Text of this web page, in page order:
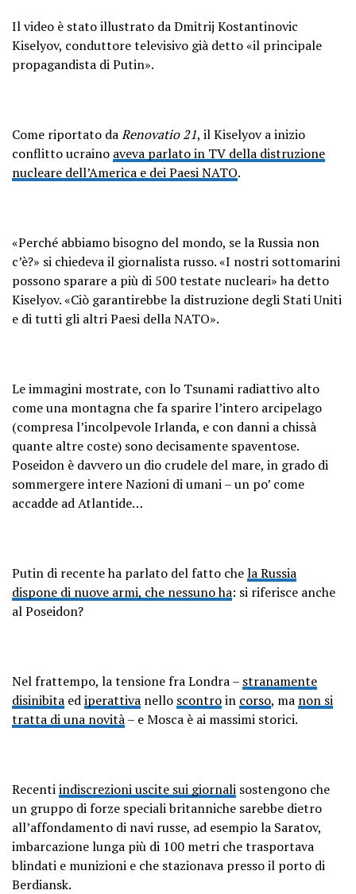
Il video è stato illustrato da Dmitrij Kostantinovic
Kiselyov, conduttore televisivo già detto «il principale
propagandista di Putin».
Come riportato daRenovatio 21, il Kiselyov a inizio
conflitto ucraino aveva parlato in TV della distruzione
nucleare dell’America e dei Paesi NATO.
«Perché abbiamo bisogno del mondo, se la Russia non
c’è?» si chiedeva il giornalista russo. «I nostri sottomarini
possono sparare a più di 500 testate nucleari» ha detto
Kiselyov. «Ciò garantirebbe la distruzione degli Stati Uniti
e di tutti gli altri Paesi della NATO».
Le immagini mostrate, con lo Tsunami radiattivo alto
come una montagna che fa sparire l’intero arcipelago
(compresa l’incolpevole Irlanda, e con danni a chissà
quante altre coste) sono decisamente spaventose.
Poseidon è davvero un dio crudele del mare, in grado di
sommergere intere Nazioni di umani – un po’ come
accadde ad Atlantide…
Putin di recente ha parlato del fatto chela Russia
dispone di nuove armi, che nessuno ha: si riferisce anche
al Poseidon?
Nel frattempo, la tensione fra Londra – stranamente
disinibita ediperattiva nello scontroin corso, ma non si
tratta di una novità– e Mosca è ai massimi storici.
Recentiindiscrezioni uscite sui giornali sostengono che
un gruppo di forze speciali britanniche sarebbe dietro
all’affondamento di navi russe, ad esempio la Saratov,
imbarcazione lunga più di 100 metri che trasportava
blindati e munizioni e che stazionava presso il porto di
Berdiansk.